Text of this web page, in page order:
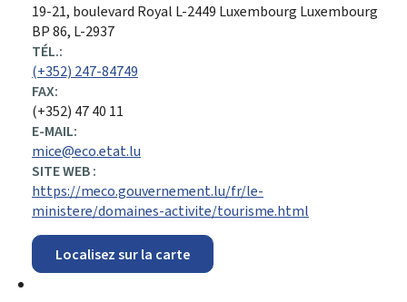
ADRESSE
:
19-21, boulevard Royal L-2449 Luxembourg Luxembourg
BP 86, L-2937
TÉL.:
(+352) 247-84749
FAX:
(+352) 47 40 11
E-MAIL:
mice@eco.etat.lu
SITE WEB :
https://meco.gouvernement.lu/fr/le-
ministere/domaines-activite/tourisme.html
Localisez sur la carte